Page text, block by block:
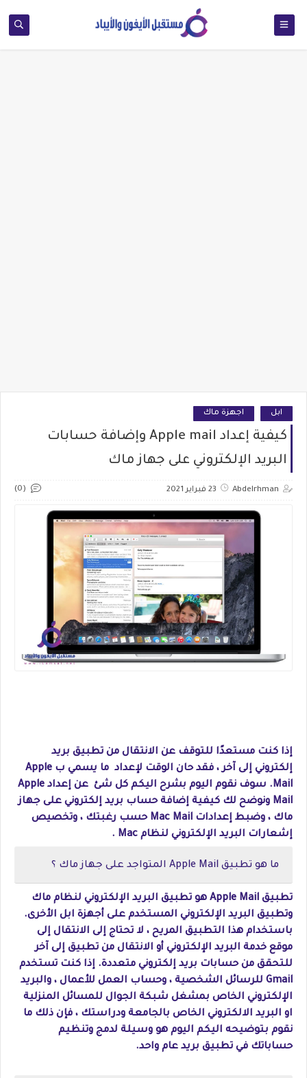
ابل اجهزة ماك
كيفية إعداد Apple mail وإضافة حسابات
البريد الإلكتروني على جهاز ماك
Abdelrhman 23 فبراير 2021 (0)
إذا كنت مستعدًا للتوقف عن الانتقال من تطبيق بريد
إلكتروني إلى آخر ، فقد حان الوقت لإعداد ما يسمي ب Apple
Mail. سوف نقوم اليوم بشرح اليكم كل شئ عن إعداد Apple
Mail ونوضح لك كيفية إضافة حساب بريد إلكتروني على جهاز
ماك ، وضبط إعدادات Mac Mail حسب رغبتك ، وتخصيص
إشعارات البريد الإلكتروني لنظام Mac .
ما هو تطبيق Apple Mail المتواجد على جهاز ماك ؟
تطبيق Apple Mail هو تطبيق البريد الإلكتروني لنظام ماك
وتطبيق البريد الإلكتروني المستخدم على أجهزة ابل الأخرى.
باستخدام هذا التطبيق المريح ، لا تحتاج إلى الانتقال إلى
موقع خدمة البريد الإلكتروني أو الانتقال من تطبيق إلى آخر
للتحقق من حسابات بريد إلكتروني متعددة. إذا كنت تستخدم
Gmail للرسائل الشخصية ، وحساب العمل للأعمال ، والبريد
الإلكتروني الخاص بمشغل شبكة الجوال للمسائل المنزلية
او البريد الالكتروني الخاص بالجامعة ودراستك ، فإن ذلك ما
نقوم بتوضيحه اليكم اليوم هو وسيلة لدمج وتنظيم
حساباتك في تطبيق بريد عام واحد.